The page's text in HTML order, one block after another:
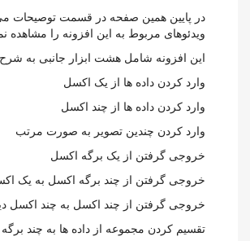
در پایین همین صفحه در قسمت توصیحات می
ویدئوهای مربوط به این افزونه را مشاهده
این افزونه شامل هشت ابزار جانبی به
وارد کردن داده ها از یک اکسل
وارد کردن داده ها از چند اکسل
وارد کردن چندین تصویر به صورت مرتب
خروجی گرفتن از یک برگه اکسل
خروجی گرفتن از چند برگه اکسل به یک
خروجی گرفتن از چند اکسل به چند اکسل
تقسیم کردن مجموعه از داده ها به چند